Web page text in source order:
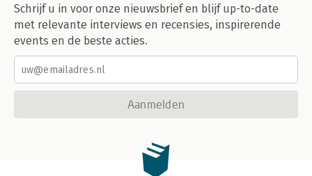
Schrijf u in voor onze nieuwsbrief en blijf up-to-date
met relevante interviews en recensies, inspirerende
events en de beste acties.
Aanmelden